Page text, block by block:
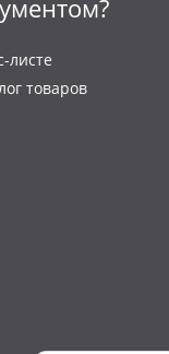
листе
товаров